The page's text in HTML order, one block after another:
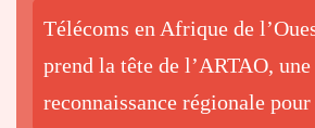
Télécoms en Afrique de
prend la tête de l’ARTAO, une
reconnaissance régionale